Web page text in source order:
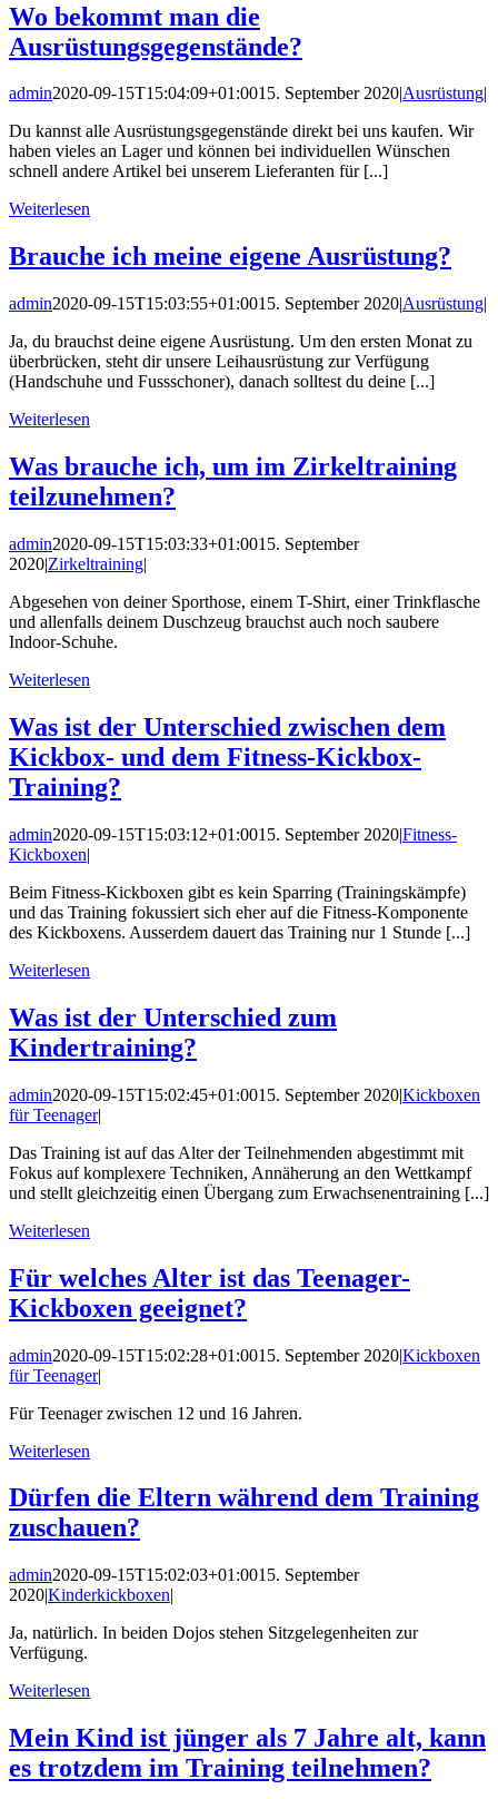
Wo bekommt man die
Ausrüstungsgegenstände?
admin2020-09-15T15:04:09+01:0015. September 2020|Ausrüstung|
Du kannst alle Ausrüstungsgegenstände direkt bei uns kaufen. Wir
haben vieles an Lager und können bei individuellen Wünschen
schnell andere Artikel bei unserem Lieferanten für [...]
Weiterlesen
Brauche ich meine eigene Ausrüstung?
admin2020-09-15T15:03:55+01:0015. September 2020|Ausrüstung|
Ja, du brauchst deine eigene Ausrüstung. Um den ersten Monat zu
überbrücken, steht dir unsere Leihausrüstung zur Verfügung
(Handschuhe und Fussschoner), danach solltest du deine [...]
Weiterlesen
Was brauche ich, um im Zirkeltraining
teilzunehmen?
admin2020-09-15T15:03:33+01:0015. September
2020|Zirkeltraining|
Abgesehen von deiner Sporthose, einem T-Shirt, einer Trinkflasche
und allenfalls deinem Duschzeug brauchst auch noch saubere
Indoor-Schuhe.
Weiterlesen
Was ist der Unterschied zwischen dem
Kickbox- und dem Fitness-Kickbox-
Training?
admin2020-09-15T15:03:12+01:0015. September 2020|Fitness-
Kickboxen|
Beim Fitness-Kickboxen gibt es kein Sparring (Trainingskämpfe)
und das Training fokussiert sich eher auf die Fitness-Komponente
des Kickboxens. Ausserdem dauert das Training nur 1 Stunde [...]
Weiterlesen
Was ist der Unterschied zum
Kindertraining?
admin2020-09-15T15:02:45+01:0015. September 2020|Kickboxen
für Teenager|
Das Training ist auf das Alter der Teilnehmenden abgestimmt mit
Fokus auf komplexere Techniken, Annäherung an den Wettkampf
und stellt gleichzeitig einen Übergang zum Erwachsenentraining [...]
Weiterlesen
Für welches Alter ist das Teenager-
Kickboxen geeignet?
admin2020-09-15T15:02:28+01:0015. September 2020|Kickboxen
für Teenager|
Für Teenager zwischen 12 und 16 Jahren.
Weiterlesen
Dürfen die Eltern während dem Training
zuschauen?
admin2020-09-15T15:02:03+01:0015. September
2020|Kinderkickboxen|
Ja, natürlich. In beiden Dojos stehen Sitzgelegenheiten zur
Verfügung.
Weiterlesen
Mein Kind ist jünger als 7 Jahre alt, kann
es trotzdem im Training teilnehmen?